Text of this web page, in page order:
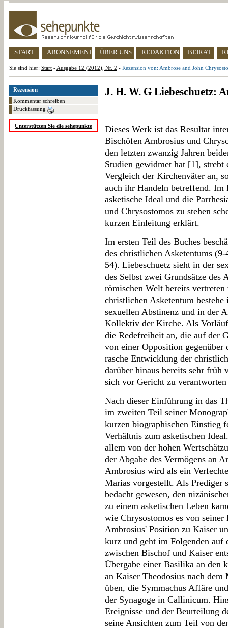
START ABONNEMENT ÜBER UNS REDAKTION BEIRAT
Sie sind hier: Start - Ausgabe 12 (2012), Nr. 2 - Rezension von: Ambrose and John
Rezension
Kommentar schreiben
Druckfassung
Unterstützen Sie die sehepunkte
J. H. W. G Liebeschuetz:
Dieses Werk ist das Resultat
Bischöfen Ambrosius und
den letzten zwanzig Jahren
Studien gewidmet hat [1], strebt
Vergleich der Kirchenväter an,
auch ihr Handeln betreffend. Im
asketische Ideal und die
und Chrysostomos zu stehen
kurzen Einleitung erklärt.
Im ersten Teil des Buches
des christlichen Asketentums
54). Liebeschuetz sieht in der
des Selbst zwei Grundsätze des
römischen Welt bereits
christlichen Asketentum
sexuellen Abstinenz und in der
Kollektiv der Kirche. Als
die Redefreiheit an, die auf der
von einer Opposition
rasche Entwicklung der
darüber hinaus bereits sehr
sich vor Gericht zu
Nach dieser Einführung in das
im zweiten Teil seiner
kurzen biographischen Einstieg
Verhältnis zum asketischen
allem von der hohen
der Abgabe des Vermögens an
Ambrosius wird als ein
Marias vorgestellt. Als Prediger
bedacht gewesen, den
zu einem asketischen Leben
wie Chrysostomos es von
Ambrosius' Position zu Kaiser
kurz und geht im Folgenden
zwischen Bischof und Kaiser
Übergabe einer Basilika an den
an Kaiser Theodosius nach
üben, die Symmachus Affäre
der Synagoge in Callinicum.
Ereignisse und der Beurteilung
seine Ansichten zum Teil von